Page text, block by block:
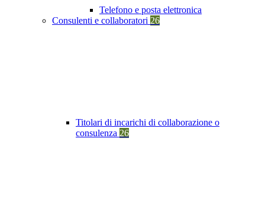
Telefono e posta elettronica
Consulenti e collaboratori 26
Titolari di incarichi di collaborazione o
consulenza 26